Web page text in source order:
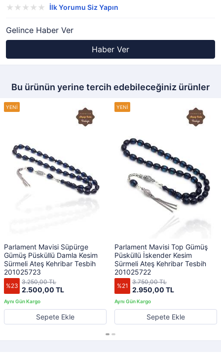
İlk Yorumu Siz Yapın
Gelince Haber Ver
Haber Ver
Bu ürünün yerine tercih edebileceğiniz ürünler
Parlament Mavisi Süpürge
Gümüş Püsküllü Damla Kesim
Sürmeli Ateş Kehribar Tesbih
201025723
%23 2.500,00 TL
3.250,00 TL
Sepete Ekle
Parlament Mavisi Top Gümüş
Püsküllü İskender Kesim
Sürmeli Ateş Kehribar Tesbih
201025722
%21 2.950,00 TL
3.750,00 TL
Sepete Ekle